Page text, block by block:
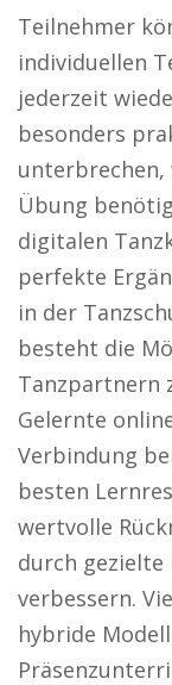
Teilnehmer
individuellen
jederzeit
besonders
unterbrechen,
Übung
digitalen
perfekte
in der
besteht die
Tanzpartnern
Gelernte
Verbindung
besten
wertvolle
durch gezielte
verbessern.
hybride